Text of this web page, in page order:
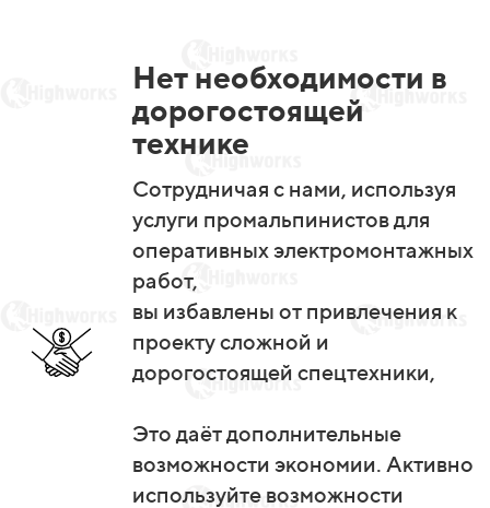
Нет необходимости в
дорогостоящей
технике
Сотрудничая с нами, используя
услуги промальпинистов для
оперативных электромонтажных
работ,
вы избавлены от привлечения к
проекту сложной и
дорогостоящей спецтехники,
Это даёт дополнительные
возможности экономии. Активно
используйте возможности